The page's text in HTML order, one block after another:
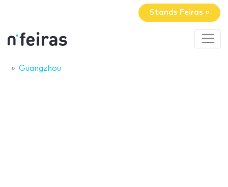
Stands Feiras »
Guangzhou